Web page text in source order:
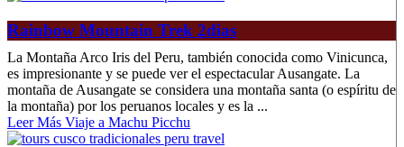
Rainbow Mountain Trek 2dias
La Montaña Arco Iris del Peru, también conocida como Vinicunca,
es impresionante y se puede ver el espectacular Ausangate. La
montaña de Ausangate se considera una montaña santa (o espíritu de
la montaña) por los peruanos locales y es la ...
Leer Más Viaje a Machu Picchu